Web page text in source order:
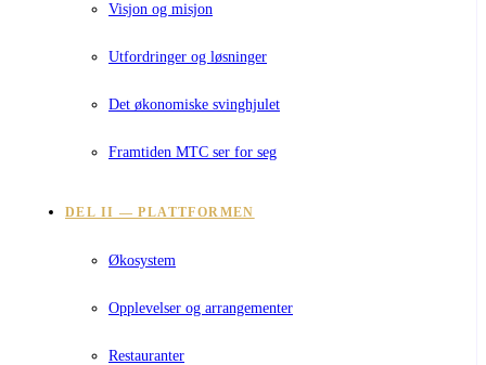
Visjon og misjon
Utfordringer og løsninger
Det økonomiske svinghjulet
Framtiden MTC ser for seg
DEL II — PLATTFORMEN
Økosystem
Opplevelser og arrangementer
Restauranter